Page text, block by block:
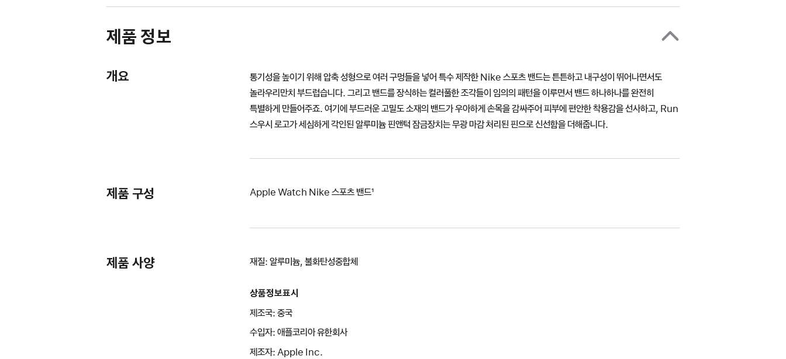
제품 정보
개요
통기성을 높이기 위해 압축 성형으로 여러 구멍들을 넣어 특수 제작한 Nike 스포츠 밴드는 튼튼하고 내구성이 뛰어나면서도
놀라우리만치 부드럽습니다. 그리고 밴드를 장식하는 컬러풀한 조각들이 임의의 패턴을 이루면서 밴드 하나하나를 완전히
특별하게 만들어주죠. 여기에 부드러운 고밀도 소재의 밴드가 우아하게 손목을 감싸주어 피부에 편안한 착용감을 선사하고, Run
스우시 로고가 세심하게 각인된 알루미늄 핀앤턱 잠금장치는 무광 마감 처리된 핀으로 신선함을 더해줍니다.
제품 구성 Apple Watch Nike 스포츠 밴드¹
제품 사양 재질: 알루미늄, 불화탄성중합체
상품정보표시
제조국: 중국
수입자: 애플코리아 유한회사
제조자: Apple Inc.